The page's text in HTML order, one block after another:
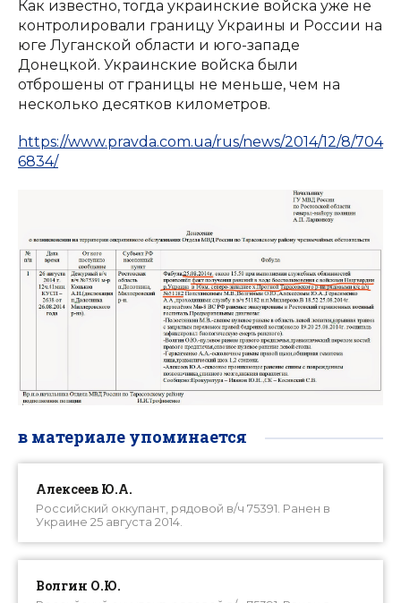
Как известно, тогда украинские войска уже не
контролировали границу Украины и России на
юге Луганской области и юго-западе
Донецкой. Украинские войска были
отброшены от границы не меньше, чем на
несколько десятков километров.
https://www.pravda.com.ua/rus/news/2014/12/8/704
6834/
в материале упоминается
Алексеев Ю.А.
Российский оккупант, рядовой в/ч 75391. Ранен в
Украине 25 августа 2014.
Волгин О.Ю.